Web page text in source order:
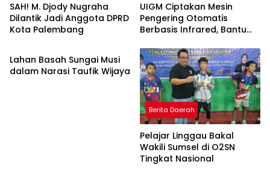
SAH! M. Djody Nugraha
Dilantik Jadi Anggota DPRD
Kota Palembang
UIGM Ciptakan Mesin
Pengering Otomatis
Berbasis Infrared, Bantu
Pulau Kemaro
Palembang
Lahan Basah Sungai Musi
dalam Narasi Taufik Wijaya
Berita Daerah
Pelajar Linggau Bakal
Wakili Sumsel di O2SN
Tingkat Nasional
Palembang